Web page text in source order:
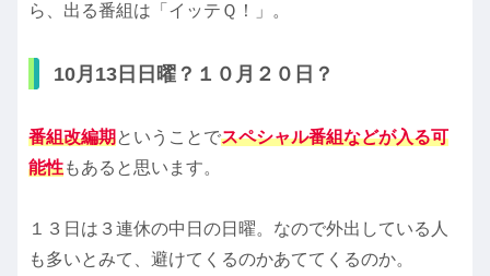
ら、出る番組は「イッテＱ！」。
10月13日日曜？１０月２０日？
番組改編期ということでスペシャル番組などが入る可
能性もあると思います。
１３日は３連休の中日の日曜。なので外出している人
も多いとみて、避けてくるのかあててくるのか。